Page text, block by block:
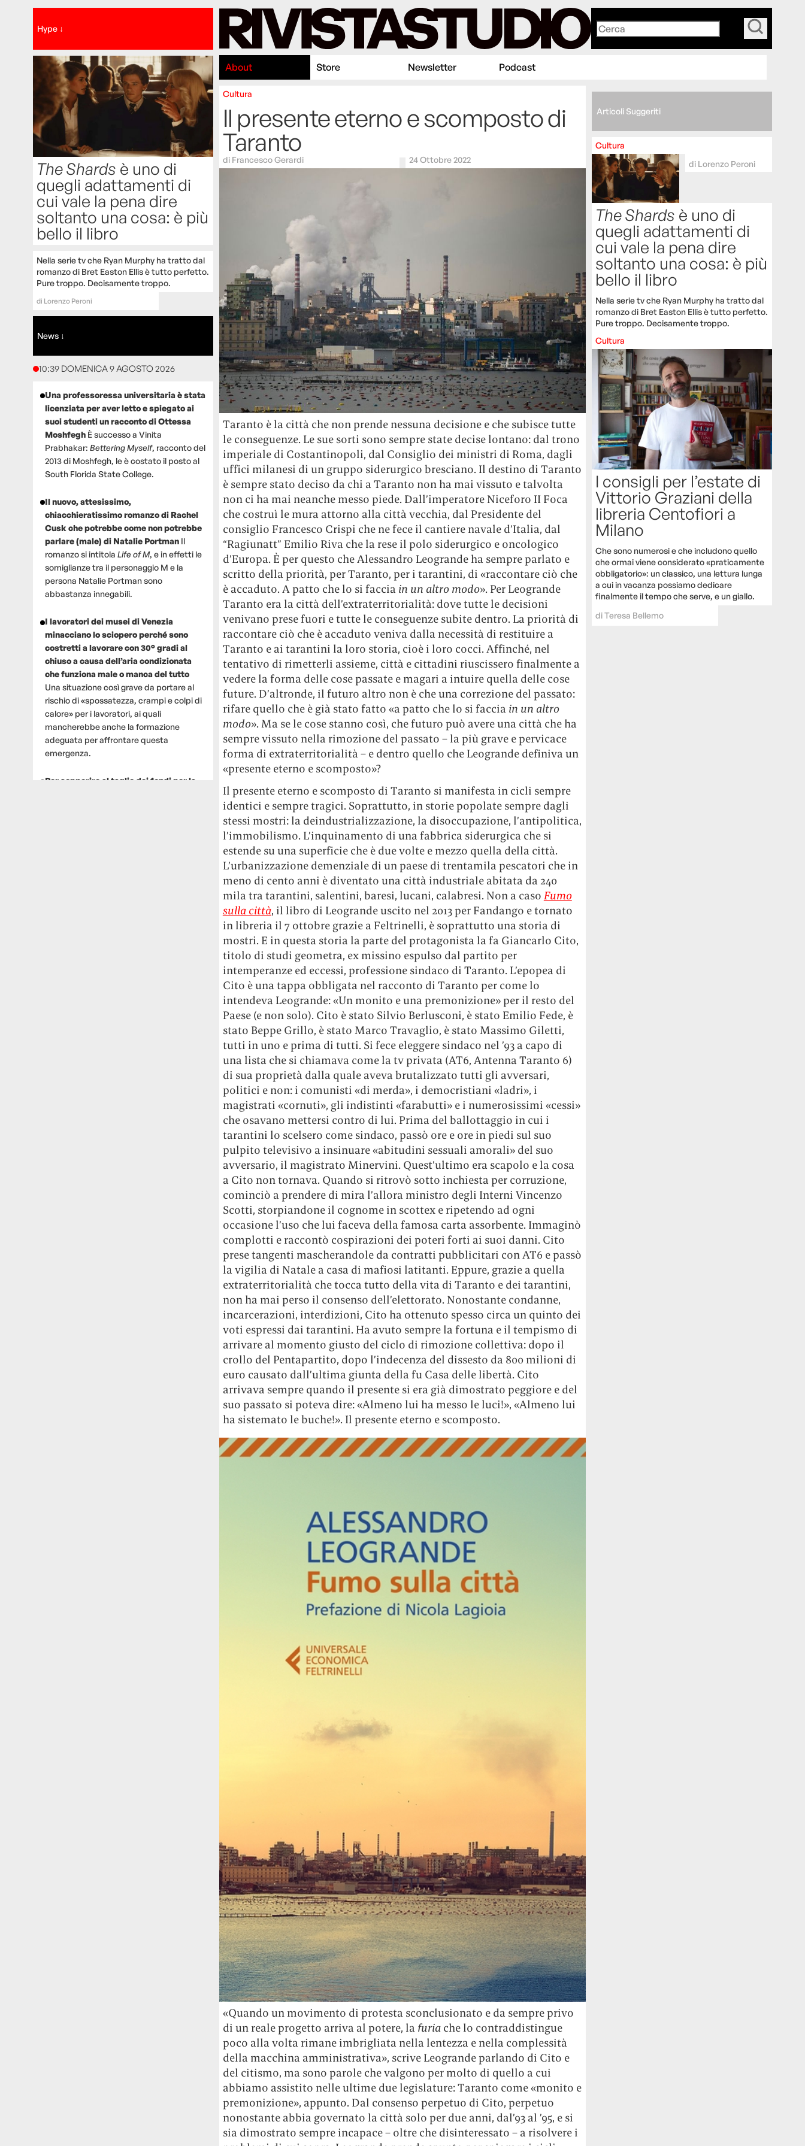
Hype ↓
The Shards è uno di
quegli adattamenti di
cui vale la pena dire
soltanto una cosa: è più
bello il libro
Nella serie tv che Ryan Murphy ha tratto dal
romanzo di Bret Easton Ellis è tutto perfetto.
Pure troppo. Decisamente troppo.
di Lorenzo Peroni
News ↓
10:39 DOMENICA 9 AGOSTO 2026
Una professoressa universitaria è stata
licenziata per aver letto e spiegato ai
suoi studenti un racconto di Ottessa
Moshfegh È successo a Vinita
Prabhakar: Bettering Myself, racconto del
2013 di Moshfegh, le è costato il posto al
South Florida State College.
Il nuovo, attesissimo,
chiacchieratissimo romanzo di Rachel
Cusk che potrebbe come non potrebbe
parlare (male) di Natalie Portman Il
romanzo si intitola Life of M, e in effetti le
somiglianze tra il personaggio M e la
persona Natalie Portman sono
abbastanza innegabili.
I lavoratori dei musei di Venezia
minacciano lo sciopero perché sono
costretti a lavorare con 30° gradi al
chiuso a causa dell’aria condizionata
che funziona male o manca del tutto
Una situazione così grave da portare al
rischio di «spossatezza, crampi e colpi di
calore» per i lavoratori, ai quali
mancherebbe anche la formazione
adeguata per affrontare questa
emergenza.
Per sopperire al taglio dei fondi per la
About Store Newsletter Podcast
Cultura
Il presente eterno e scomposto di
Taranto
di Francesco Gerardi 24 Ottobre 2022
Taranto è la città che non prende nessuna decisione e che subisce tutte
le conseguenze. Le sue sorti sono sempre state decise lontano: dal trono
imperiale di Costantinopoli, dal Consiglio dei ministri di Roma, dagli
uffici milanesi di un gruppo siderurgico bresciano. Il destino di Taranto
è sempre stato deciso da chi a Taranto non ha mai vissuto e talvolta
non ci ha mai neanche messo piede. Dall’imperatore Niceforo II Foca
che costruì le mura attorno alla città vecchia, dal Presidente del
consiglio Francesco Crispi che ne fece il cantiere navale d’Italia, dal
“Ragiunatt” Emilio Riva che la rese il polo siderurgico e oncologico
d’Europa. È per questo che Alessandro Leogrande ha sempre parlato e
scritto della priorità, per Taranto, per i tarantini, di «raccontare ciò che
è accaduto. A patto che lo si faccia in un altro modo». Per Leogrande
Taranto era la città dell’extraterritorialità: dove tutte le decisioni
venivano prese fuori e tutte le conseguenze subite dentro. La priorità di
raccontare ciò che è accaduto veniva dalla necessità di restituire a
Taranto e ai tarantini la loro storia, cioè i loro cocci. Affinché, nel
tentativo di rimetterli assieme, città e cittadini riuscissero finalmente a
vedere la forma delle cose passate e magari a intuire quella delle cose
future. D’altronde, il futuro altro non è che una correzione del passato:
rifare quello che è già stato fatto «a patto che lo si faccia in un altro
modo». Ma se le cose stanno così, che futuro può avere una città che ha
sempre vissuto nella rimozione del passato – la più grave e pervicace
forma di extraterritorialità – e dentro quello che Leogrande definiva un
«presente eterno e scomposto»?
Il presente eterno e scomposto di Taranto si manifesta in cicli sempre
identici e sempre tragici. Soprattutto, in storie popolate sempre dagli
stessi mostri: la deindustrializzazione, la disoccupazione, l’antipolitica,
l’immobilismo. L’inquinamento di una fabbrica siderurgica che si
estende su una superficie che è due volte e mezzo quella della città.
L’urbanizzazione demenziale di un paese di trentamila pescatori che in
meno di cento anni è diventato una città industriale abitata da 240
mila tra tarantini, salentini, baresi, lucani, calabresi. Non a caso Fumo
sulla città, il libro di Leogrande uscito nel 2013 per Fandango e tornato
in libreria il 7 ottobre grazie a Feltrinelli, è soprattutto una storia di
mostri. E in questa storia la parte del protagonista la fa Giancarlo Cito,
titolo di studi geometra, ex missino espulso dal partito per
intemperanze ed eccessi, professione sindaco di Taranto. L’epopea di
Cito è una tappa obbligata nel racconto di Taranto per come lo
intendeva Leogrande: «Un monito e una premonizione» per il resto del
Paese (e non solo). Cito è stato Silvio Berlusconi, è stato Emilio Fede, è
stato Beppe Grillo, è stato Marco Travaglio, è stato Massimo Giletti,
tutti in uno e prima di tutti. Si fece eleggere sindaco nel ’93 a capo di
una lista che si chiamava come la tv privata (AT6, Antenna Taranto 6)
di sua proprietà dalla quale aveva brutalizzato tutti gli avversari,
politici e non: i comunisti «di merda», i democristiani «ladri», i
magistrati «cornuti», gli indistinti «farabutti» e i numerosissimi «cessi»
che osavano mettersi contro di lui. Prima del ballottaggio in cui i
tarantini lo scelsero come sindaco, passò ore e ore in piedi sul suo
pulpito televisivo a insinuare «abitudini sessuali amorali» del suo
avversario, il magistrato Minervini. Quest’ultimo era scapolo e la cosa
a Cito non tornava. Quando si ritrovò sotto inchiesta per corruzione,
cominciò a prendere di mira l’allora ministro degli Interni Vincenzo
Scotti, storpiandone il cognome in scottex e ripetendo ad ogni
occasione l’uso che lui faceva della famosa carta assorbente. Immaginò
complotti e raccontò cospirazioni dei poteri forti ai suoi danni. Cito
prese tangenti mascherandole da contratti pubblicitari con AT6 e passò
la vigilia di Natale a casa di mafiosi latitanti. Eppure, grazie a quella
extraterritorialità che tocca tutto della vita di Taranto e dei tarantini,
non ha mai perso il consenso dell’elettorato. Nonostante condanne,
incarcerazioni, interdizioni, Cito ha ottenuto spesso circa un quinto dei
voti espressi dai tarantini. Ha avuto sempre la fortuna e il tempismo di
arrivare al momento giusto del ciclo di rimozione collettiva: dopo il
crollo del Pentapartito, dopo l’indecenza del dissesto da 800 milioni di
euro causato dall’ultima giunta della fu Casa delle libertà. Cito
arrivava sempre quando il presente si era già dimostrato peggiore e del
suo passato si poteva dire: «Almeno lui ha messo le luci!», «Almeno lui
ha sistemato le buche!». Il presente eterno e scomposto.
«Quando un movimento di protesta sconclusionato e da sempre privo
di un reale progetto arriva al potere, la furiache lo contraddistingue
poco alla volta rimane imbrigliata nella lentezza e nella complessità
della macchina amministrativa», scrive Leogrande parlando di Cito e
del citismo, ma sono parole che valgono per molto di quello a cui
abbiamo assistito nelle ultime due legislature: Taranto come «monito e
premonizione», appunto. Dal consenso perpetuo di Cito, perpetuo
nonostante abbia governato la città solo per due anni, dal’93 al ’95, e si
sia dimostrato sempre incapace – oltre che disinteressato – a risolvere i
Articoli Suggeriti
Cultura
di Lorenzo Peroni
The Shards è uno di
quegli adattamenti di
cui vale la pena dire
soltanto una cosa: è più
bello il libro
Nella serie tv che Ryan Murphy ha tratto dal
romanzo di Bret Easton Ellis è tutto perfetto.
Pure troppo. Decisamente troppo.
Cultura
I consigli per l’estate di
Vittorio Graziani della
libreria Centofiori a
Milano
Che sono numerosi e che includono quello
che ormai viene considerato «praticamente
obbligatorio»: un classico, una lettura lunga
a cui in vacanza possiamo dedicare
finalmente il tempo che serve, e un giallo.
diTeresa Bellemo